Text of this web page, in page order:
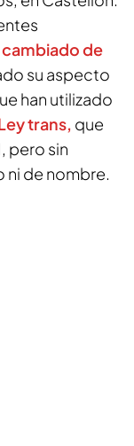
de
su aspecto
han utilizado
trans, que
pero sin
de nombre.